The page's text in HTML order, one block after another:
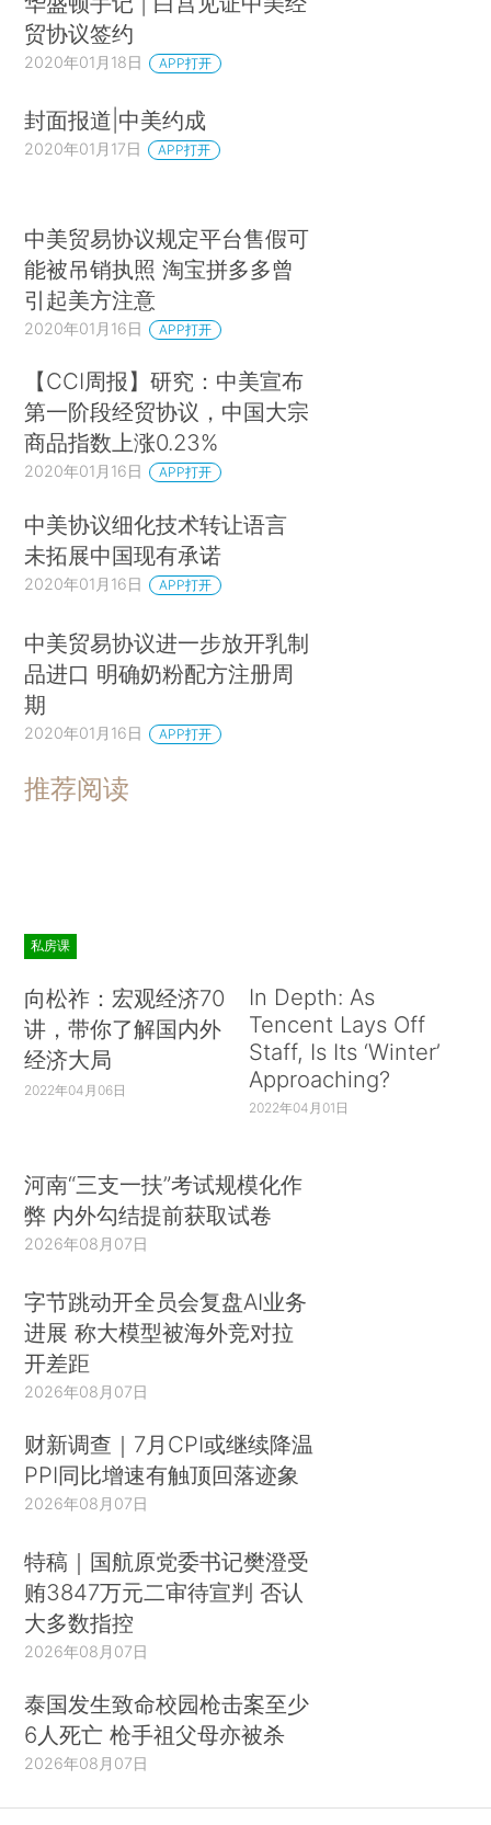
贸协议签约
2020年01月18日 APP打开
封面报道|中美约成
2020年01月17日 APP打开
中美贸易协议规定平台售假可
能被吊销执照 淘宝拼多多曾
引起美方注意
2020年01月16日 APP打开
【CCI周报】研究：中美宣布
第一阶段经贸协议，中国大宗
商品指数上涨0.23%
2020年01月16日 APP打开
中美协议细化技术转让语言
未拓展中国现有承诺
2020年01月16日 APP打开
中美贸易协议进一步放开乳制
品进口 明确奶粉配方注册周
期
2020年01月16日 APP打开
推荐阅读
私房课
向松祚：宏观经济70
讲，带你了解国内外
经济大局
2022年04月06日
In Depth: As
Tencent Lays Off
Staff, Is Its ‘Winter’
Approaching?
2022年04月01日
河南“三支一扶”考试规模化作
弊 内外勾结提前获取试卷
2026年08月07日
字节跳动开全员会复盘AI业务
进展 称大模型被海外竞对拉
开差距
2026年08月07日
财新调查｜7月CPI或继续降温
PPI同比增速有触顶回落迹象
2026年08月07日
特稿｜国航原党委书记樊澄受
贿3847万元二审待宣判 否认
大多数指控
2026年08月07日
泰国发生致命校园枪击案至少
6人死亡 枪手祖父母亦被杀
2026年08月07日